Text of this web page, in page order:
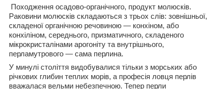
Походження осадово-органічного, продукт молюсків.
Раковини молюсків складаються з трьох слів: зовнішньої,
складеної органічною речовиною — конхіном, або
конхіліном, середнього, призматичного, складеного
мікрокристалінами арогоніту та внутрішнього,
перламутрового — сама перлина.
У минулі століття видобувалися тільки з морських або
річкових глибин теплих морів, а професія ловця перлів
вважалася вельми небезпечною. Тепер перли